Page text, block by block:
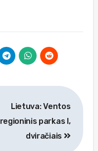
Lietuva: Ventos
regioninis parkas I,
dviračiais